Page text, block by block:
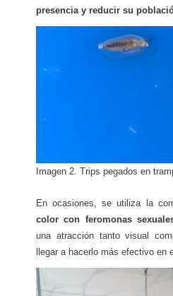
presencia y reducir su
Imagen 2. Trips pegados en
En ocasiones, se utiliza la
color con feromonas
una atracción tanto visual
llegar a hacerlo más efectivo en